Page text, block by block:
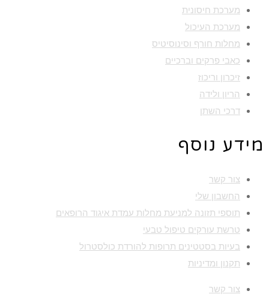
מערכת חיסונית
מערכת העיכול
מחלות חורף וסינוסיטיס
כאבי פרקים וברכיים
זיכרון וריכוז
הריון ולידה
דרכי השתן
מידע נוסף
צור קשר
החשבון שלי
תוספי תזונה למניעת מחלות עמדת איגוד הרופאים
טרשת עורקים טיפול טבעי
בעיות בסטטינים תרופות להורדת כולסטרול
תקנון ומדיניות
צור קשר